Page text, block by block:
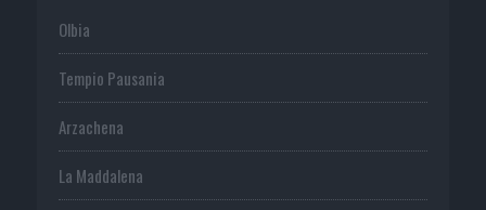
Olbia
Tempio Pausania
Arzachena
La Maddalena